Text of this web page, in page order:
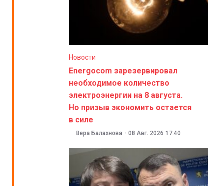
Новости
Energocom зарезервировал
необходимое количество
электроэнергии на 8 августа.
Но призыв экономить остается
в силе
Вера Балахнова - 08 Авг. 2026 17:40